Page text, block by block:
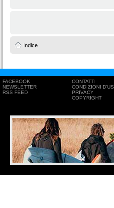
Indice
FACEBOOK
NEWSLETTER
RSS FEED
CONTATTI
CONDIZIONI
PRIVACY
COPYRIGHT